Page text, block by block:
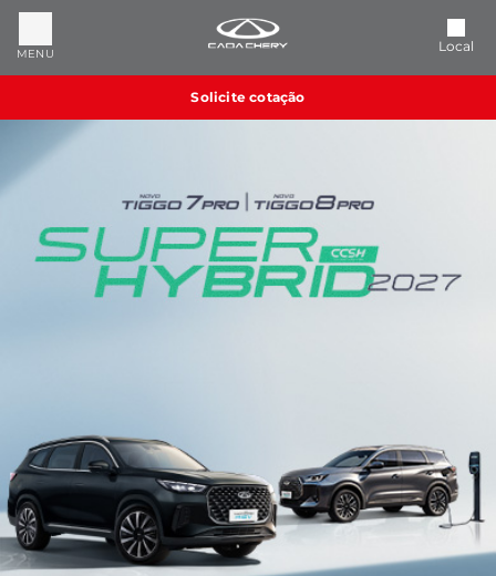
MENU Local
Solicite cotação